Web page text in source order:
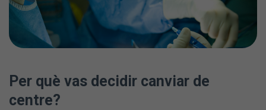
Per què vas decidir canviar de
centre?